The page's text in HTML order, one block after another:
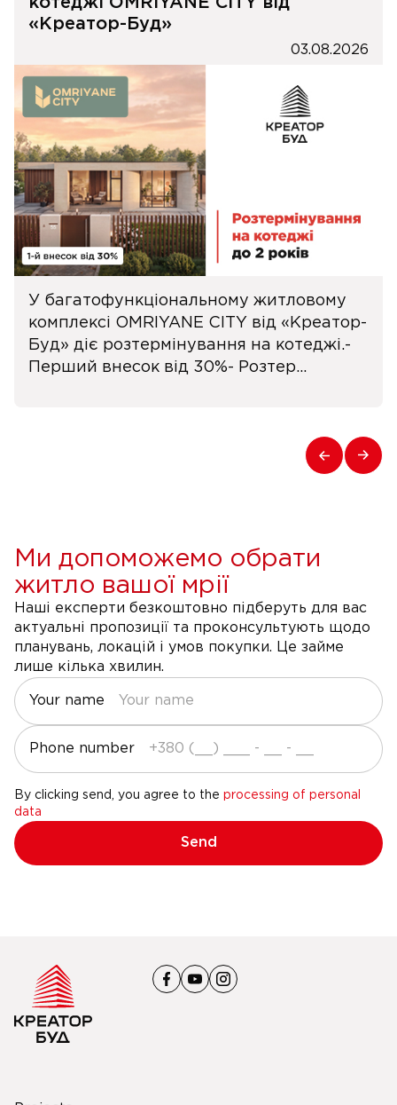
«Креатор-Буд»
03.08.2026
У багатофункціональному житловому
комплексі OMRIYANE CITY від «Креатор-
Буд» діє розтермінування на котеджі.-
Перший внесок від 30%- Розтер...
Ми допоможемо обрати
житло вашої мрії
Наші експерти безкоштовно підберуть для вас
актуальні пропозиції та проконсультують щодо
планувань, локацій і умов покупки. Це займе
лише кілька хвилин.
Your name
Phone number
By clicking send, you agree to the processing of personal
data
Send